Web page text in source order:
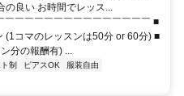
良い お時間でレッス...
￣￣￣￣￣￣￣￣￣￣￣￣￣￣ ■
(1コマのレッスンは50分 or 60分) ■
分の報酬有) ...
制 ピアスOK
服装自由